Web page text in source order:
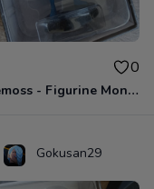
0
Eaglemoss - Figurine Mon El - DC Comics - Plomb
Gokusan29